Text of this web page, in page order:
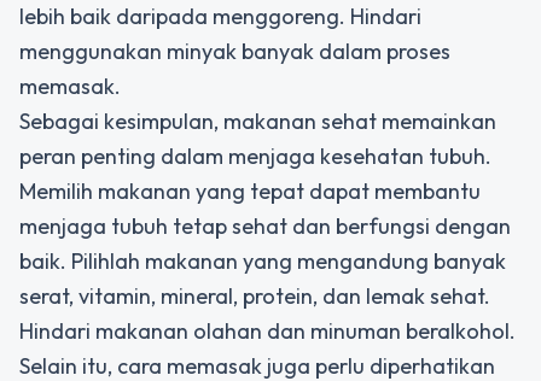
lebih baik daripada menggoreng. Hindari
menggunakan minyak banyak dalam proses
memasak.
Sebagai kesimpulan, makanan sehat memainkan
peran penting dalam menjaga kesehatan tubuh.
Memilih makanan yang tepat dapat membantu
menjaga tubuh tetap sehat dan berfungsi dengan
baik. Pilihlah makanan yang mengandung banyak
serat, vitamin, mineral, protein, dan lemak sehat.
Hindari makanan olahan dan minuman beralkohol.
Selain itu, cara memasak juga perlu diperhatikan